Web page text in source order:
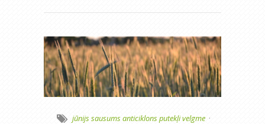
jūnijs sausums anticiklons putekļivelgme ·